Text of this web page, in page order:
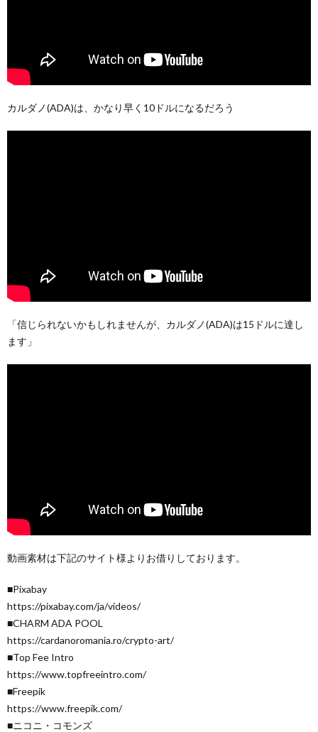
カルダノ(ADA)は、かなり早く10ドルになるだろう
「信じられないかもしれませんが、カルダノ(ADA)は15ドルに達し
ます」
動画素材は下記のサイト様よりお借りしております。
■Pixabay
https://pixabay.com/ja/videos/
■CHARM ADA POOL
https://cardanoromania.ro/crypto-art/
■Top Fee Intro
https://www.topfreeintro.com/
■Freepik
https://www.freepik.com/
■ニコニ・コモンズ